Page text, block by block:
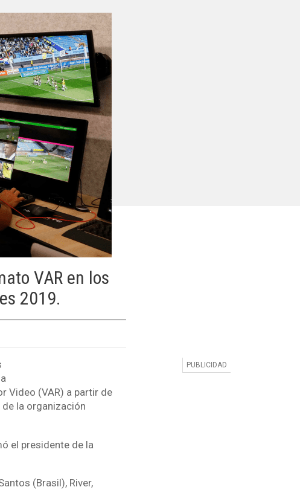
VAR en los
2019.
Video (VAR) a partir de
la organización
el presidente de la
(Brasil), River,